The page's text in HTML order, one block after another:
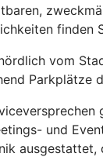
finden
vom
Parkplätze
und
ausgestattet,